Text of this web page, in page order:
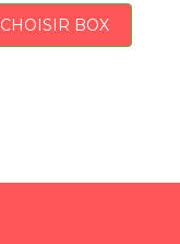
CHOISIR BOX